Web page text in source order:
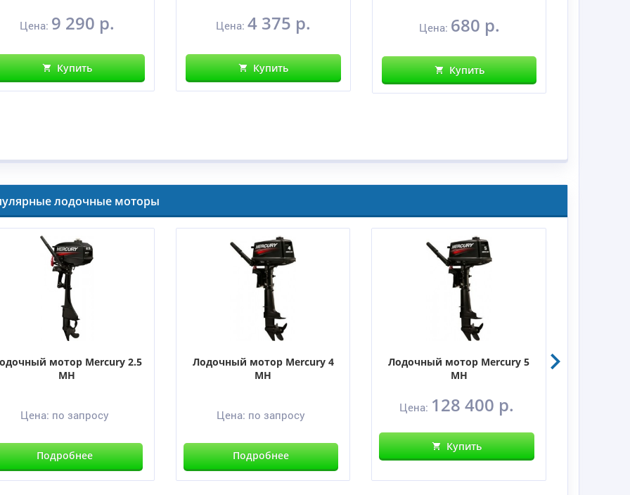
Цена: 9 290 р.
Купить
Цена: 4 375 р.
Купить
Цена: 680 р.
Купить
лодочные моторы
мотор Mercury 2.5
MH
Цена: по запросу
Подробнее
Лодочный мотор Mercury 4
MH
Цена: по запросу
Подробнее
Лодочный мотор Mercury 5
MH
Цена: 128 400 р.
Купить